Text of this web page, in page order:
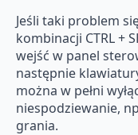
Jeśli taki problem
kombinacji CTRL +
wejść w panel
następnie
można w pełni
niespodziewanie,
grania.